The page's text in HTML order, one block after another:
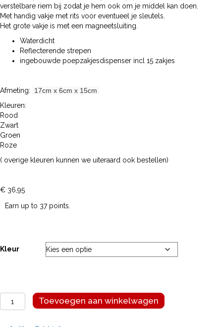
verstelbare riem bij zodat je hem ook om je middel kan doen.
Met handig vakje met rits voor eventueel je sleutels.
Het grote vakje is met een magneetsluiting.
Waterdicht
Reflecterende strepen
ingebouwde poepzakjesdispenser incl 15 zakjes
Afmeting:
17cm x 6cm x 15cm
Kleuren:
Rood
Zwart
Groen
Roze
( overige kleuren kunnen we uiteraard ook bestellen)
€ 36,95
Earn up to 37 points.
Kleur
Copenhagen
Toevoegen aan winkelwagen